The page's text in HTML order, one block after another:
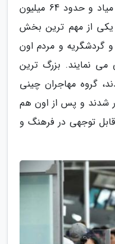
کشور پر جمعیت جهان به حساب میاد و حدود 64 میلیون
یکی از مهم ترین بخش
گردشگریه و مردم اون
می نمایند. بزرگ ترین
گروه مهاجران چینی
18 و 19 وارد کشور شدند و پس از اون هم
توجهی در فرهنگ و